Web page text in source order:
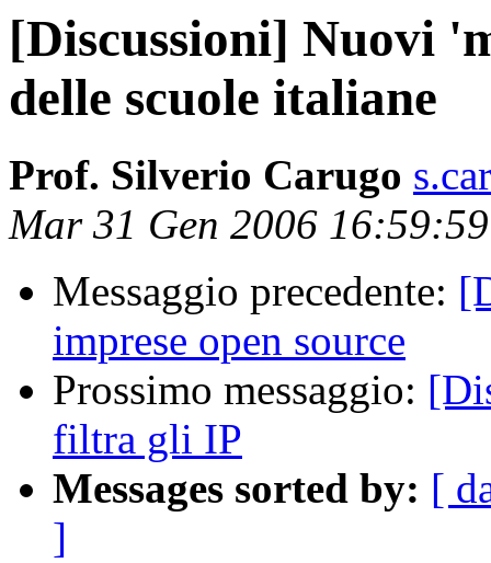
[Discussioni] Nuovi
delle scuole italiane
Prof. Silverio Carugo
Mar 31 Gen 2006
Messaggio precedente:
imprese open source
Prossimo messaggio:
filtra gli IP
Messages sorted by: [
]